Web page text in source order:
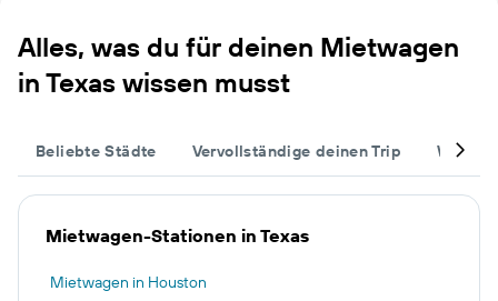
Alles, was du für deinen Mietwagen
in Texas wissen musst
Beliebte Städte Vervollständige deinen Trip
Mietwagen-Stationen in Texas
Mietwagen in Houston